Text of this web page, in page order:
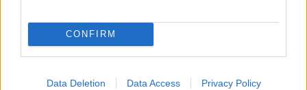
CONFIRM
Data Deletion Data Access Privacy Policy